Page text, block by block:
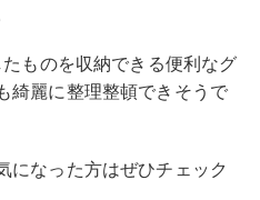
ものを収納できる便利なグ
綺麗に整理整頓できそうで
になった方はぜひチェック